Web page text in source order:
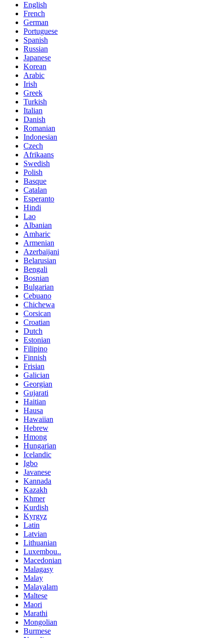
English
French
German
Portuguese
Spanish
Russian
Japanese
Korean
Arabic
Irish
Greek
Turkish
Italian
Danish
Romanian
Indonesian
Czech
Afrikaans
Swedish
Polish
Basque
Catalan
Esperanto
Hindi
Lao
Albanian
Amharic
Armenian
Azerbaijani
Belarusian
Bengali
Bosnian
Bulgarian
Cebuano
Chichewa
Corsican
Croatian
Dutch
Estonian
Filipino
Finnish
Frisian
Galician
Georgian
Gujarati
Haitian
Hausa
Hawaiian
Hebrew
Hmong
Hungarian
Icelandic
Igbo
Javanese
Kannada
Kazakh
Khmer
Kurdish
Kyrgyz
Latin
Latvian
Lithuanian
Luxembou..
Macedonian
Malagasy
Malay
Malayalam
Maltese
Maori
Marathi
Mongolian
Burmese